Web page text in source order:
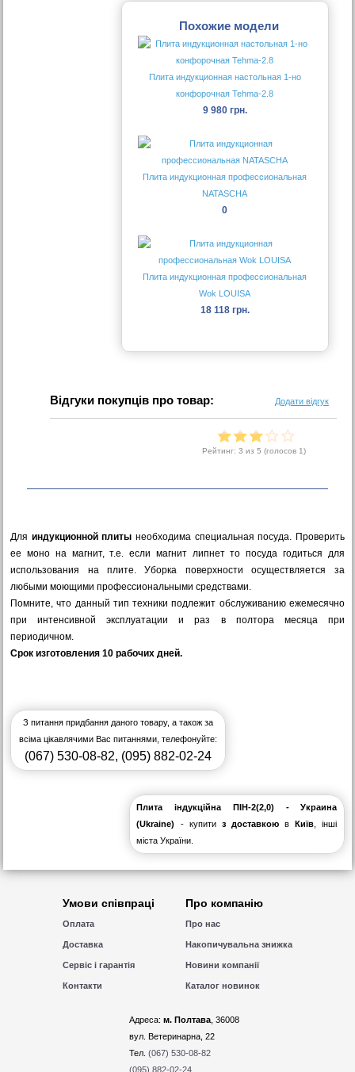
Похожие модели
Плита индукционная настольная 1-но
конфорочная Tehma-2.8
9 980 грн.
Плита индукционная профессиональная
NATASCHA
0
Плита индукционная профессиональная
Wok LOUISA
18 118 грн.
Відгуки покупців про товар: Додати відгук
Рейтинг: 3 из 5 (голосов 1)
Для индукционной плиты необходима специальная посуда. Проверить
ее моно на магнит, т.е. если магнит липнет то посуда годиться для
использования на плите. Уборка поверхности осуществляется за
любыми моющими профессиональными средствами.
Помните, что данный тип техники подлежит обслуживанию ежемесячно
при интенсивной эксплуатации и раз в полтора месяца при
периодичном.
Срок изготовления 10 рабочих дней.
З питання придбання даного товару, а також за
всіма цікавлячими Вас питаннями, телефонуйте:
(067) 530-08-82, (095) 882-02-24
Плита індукційна ПІН-2(2,0) - Украина
(Ukraine) - купити з доставкоювКиїв , інші
міста України.
Умови співпраці
Оплата
Доставка
Сервіс і гарантія
Контакти
Про компанію
Про нас
Накопичувальна знижка
Новини компанії
Каталог новинок
Адреса:м. Полтава , 36008
вул. Ветеринарна, 22
Тел.(067) 530-08-82
(095) 882-02-24